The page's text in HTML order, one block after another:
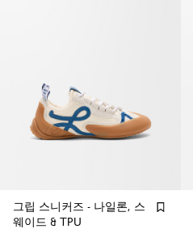
그립 스니커즈 - 나일론, 스
웨이드 & TPU